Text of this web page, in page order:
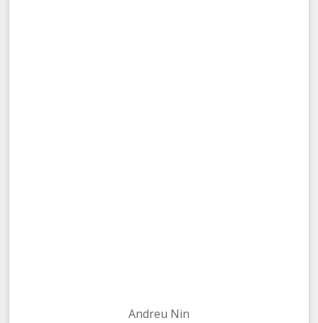
Andreu Nin